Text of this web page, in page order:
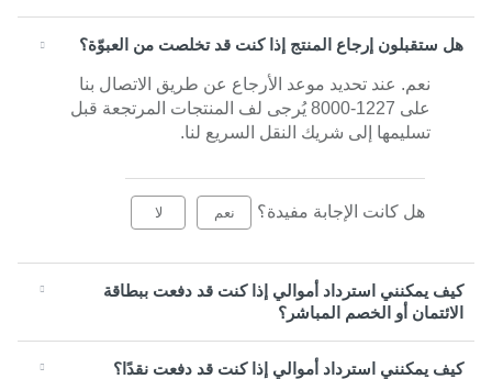
هل ستقبلون إرجاع المنتج إذا كنت قد تخلصت من العبوّة؟
نعم. عند تحديد موعد الأرجاع عن طريق الاتصال بنا
على 1227-8000 يُرجى لف المنتجات المرتجعة قبل
تسليمها إلى شريك النقل السريع لنا.
هل كانت الإجابة مفيدة؟ نعم لا
كيف يمكنني استرداد أموالي إذا كنت قد دفعت ببطاقة
الائتمان أو الخصم المباشر؟
كيف يمكنني استرداد أموالي إذا كنت قد دفعت نقدًا؟